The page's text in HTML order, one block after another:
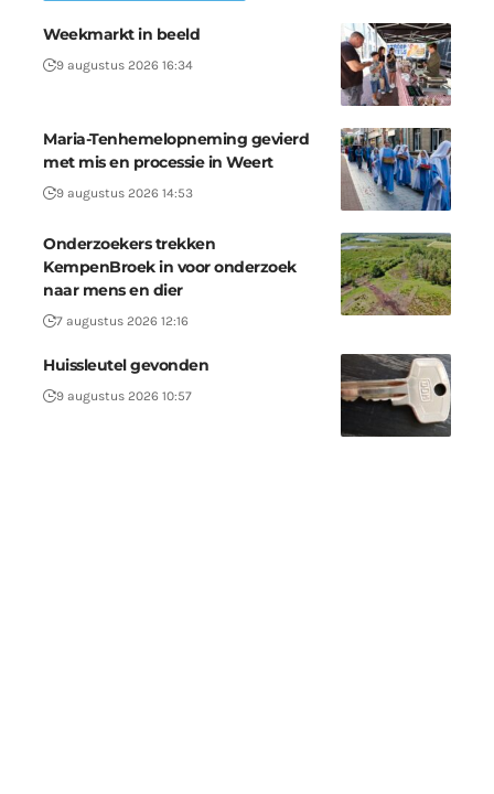
Weekmarkt in beeld
9 augustus 2026 16:34
Maria-Tenhemelopneming gevierd
met mis en processie in Weert
9 augustus 2026 14:53
Onderzoekers trekken
KempenBroek in voor onderzoek
naar mens en dier
7 augustus 2026 12:16
Huissleutel gevonden
9 augustus 2026 10:57